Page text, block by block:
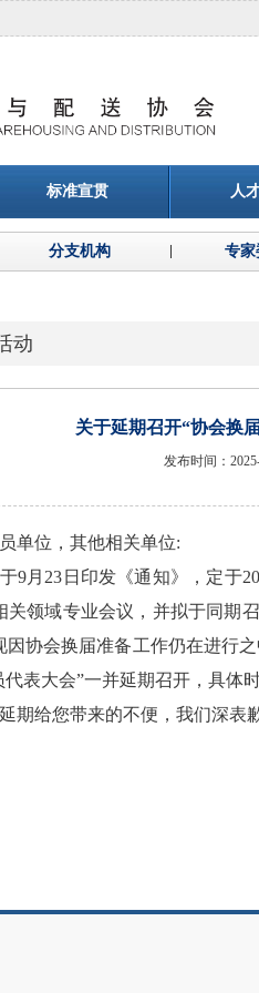
标准宣贯 人
分支机构 专家
动
关于延期召开“协会换
发布时间：
单位，其他相关单位:
9月23日印发《通知》，定于
关领域专业会议，并拟于同期
因协会换届准备工作仍在进行
代表大会”一并延期召开，具体
期给您带来的不便，我们深表